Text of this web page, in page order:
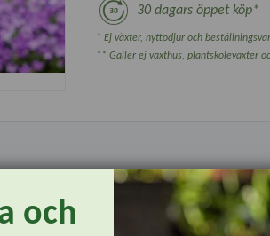
30 dagars öppet köp*
* Ej växter, nyttodjur och
** Gäller ej växthus, plantskoleväxter
och